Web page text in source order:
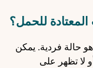
للحمل؟
حالة فردية. يمكن
لا تظهر على